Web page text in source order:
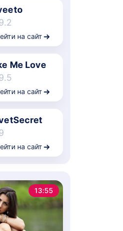
на сайт
Me Love
на сайт
на сайт
13:55